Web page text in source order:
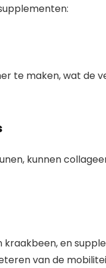
te maken, wat de
kunnen
en
van de